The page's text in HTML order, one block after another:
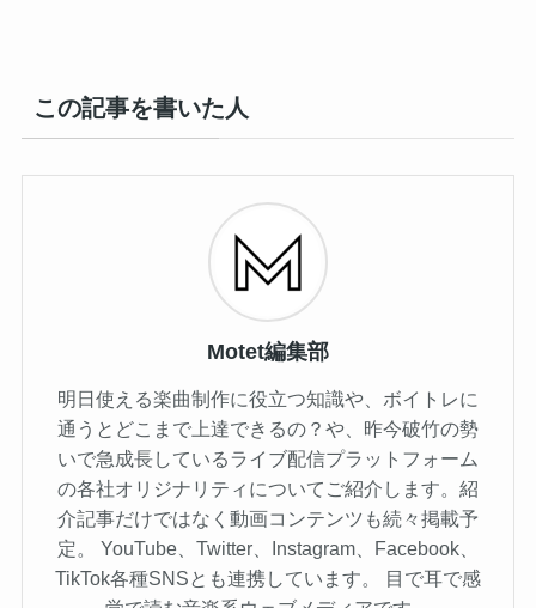
この記事を書いた人
Motet編集部
明日使える楽曲制作に役立つ知識や、ボイトレに
通うとどこまで上達できるの？や、昨今破竹の勢
いで急成長しているライブ配信プラットフォーム
の各社オリジナリティについてご紹介します。紹
介記事だけではなく動画コンテンツも続々掲載予
定。 YouTube、Twitter、Instagram、Facebook、
TikTok各種SNSとも連携しています。 目で耳で感